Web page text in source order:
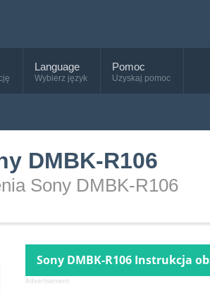
Language
Wybierz język
Pomoc
Uzyskaj pomoc
DMBK-R106
Sony DMBK-R106
Sony DMBK-R106 Instrukcja
Advertisement